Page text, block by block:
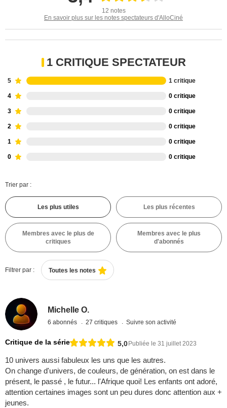
12 notes
En savoir plus sur les notes spectateurs d'AlloCiné
1 CRITIQUE SPECTATEUR
5 1 critique
4 0 critique
3 0 critique
2 0 critique
1 0 critique
0 0 critique
Trier par :
Les plus utiles Les plus récentes
Membres avec le plus de
critiques
Membres avec le plus
d'abonnés
Filtrer par : Toutes les notes
Michelle O.
6 abonnés 27 critiques Suivre son activité
Critique de la série 5,0Publiée le 31 juillet 2023
10 univers aussi fabuleux les uns que les autres.
On change d'univers, de couleurs, de génération, on est dans le
présent, le passé , le futur... l'Afrique quoi! Les enfants ont adoré,
attention certaines images sont un peu dures donc attention aux +
jeunes.